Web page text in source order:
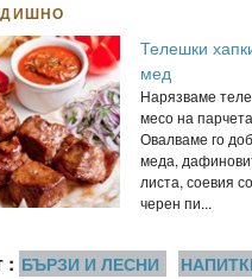
Телешки
мед
Нарязваме
месо на
Овалваме го
меда,
листа, соевия
черен пи...
: БЪРЗИ И ЛЕСНИ